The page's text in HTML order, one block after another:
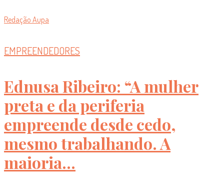
Redação Aupa
EMPREENDEDORES
Ednusa Ribeiro: “A mulher
preta e da periferia
empreende desde cedo,
mesmo trabalhando. A
maioria...